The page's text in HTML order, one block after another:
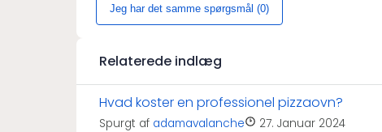
Jeg har det samme spørgsmål (0)
Relaterede indlæg
Hvad koster en professionel pizzaovn?
Spurgt af adamavalanche 27. Januar 2024